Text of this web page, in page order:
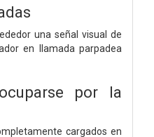
una señal visual de
en llamada parpadea
por la
cargados en